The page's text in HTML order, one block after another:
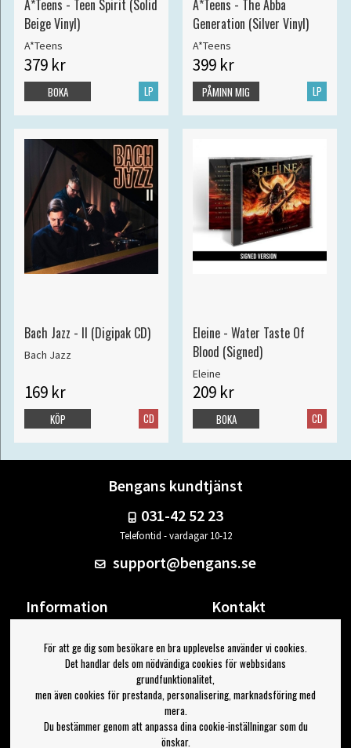
A*Teens - Teen Spirit (Solid
Beige Vinyl)
A*Teens
379 kr
LP
BOKA
A*Teens - The Abba
Generation (Silver Vinyl)
A*Teens
399 kr
LP
PÅMINN MIG
Bach Jazz - II (Digipak CD)
Bach Jazz
169 kr
CD
KÖP
Eleine - Water Taste Of
Blood (Signed)
Eleine
209 kr
CD
BOKA
Bengans kundtjänst
031-42 52 23
Telefontid - vardagar 10-12
support@bengans.se
Information
Om Bengans
FAQ / Köp- & Leveransvillkor
Kontakt
Din sida
Logga ut
Jag vill ha tips från Bengans
För att ge dig som besökare en bra upplevelse använder vi cookies.
Det handlar dels om nödvändiga cookies för webbsidans
grundfunktionalitet,
men även cookies för prestanda, personalisering, marknadsföring med
mera.
Du bestämmer genom att anpassa dina cookie-inställningar som du
önskar.